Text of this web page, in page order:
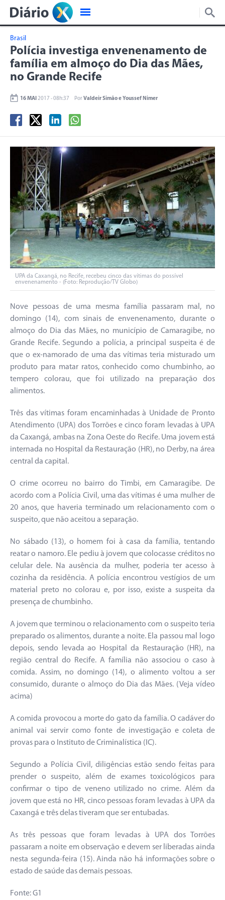
Brasil
Polícia investiga envenenamento de
família em almoço do Dia das Mães,
no Grande Recife
16 MAI 2017 - 08h:37 PorValdeir Simão e Youssef Nimer
UPA da Caxangá, no Recife, recebeu cinco das vítimas do possível
envenenamento - (Foto: Reprodução/TV Globo)
Nove pessoas de uma mesma família passaram mal, no
domingo (14), com sinais de envenenamento, durante o
almoço do Dia das Mães, no município de Camaragibe, no
Grande Recife. Segundo a polícia, a principal suspeita é de
que o ex-namorado de uma das vítimas teria misturado um
produto para matar ratos, conhecido como chumbinho, ao
tempero colorau, que foi utilizado na preparação dos
alimentos.
Três das vítimas foram encaminhadas à Unidade de Pronto
Atendimento (UPA) dos Torrões e cinco foram levadas à UPA
da Caxangá, ambas na Zona Oeste do Recife. Uma jovem está
internada no Hospital da Restauração (HR), no Derby, na área
central da capital.
O crime ocorreu no bairro do Timbi, em Camaragibe. De
acordo com a Polícia Civil, uma das vítimas é uma mulher de
20 anos, que haveria terminado um relacionamento com o
suspeito, que não aceitou a separação.
No sábado (13), o homem foi à casa da família, tentando
reatar o namoro. Ele pediu à jovem que colocasse créditos no
celular dele. Na ausência da mulher, poderia ter acesso à
cozinha da residência. A polícia encontrou vestígios de um
material preto no colorau e, por isso, existe a suspeita da
presença de chumbinho.
A jovem que terminou o relacionamento com o suspeito teria
preparado os alimentos, durante a noite. Ela passou mal logo
depois, sendo levada ao Hospital da Restauração (HR), na
região central do Recife. A família não associou o caso à
comida. Assim, no domingo (14), o alimento voltou a ser
consumido, durante o almoço do Dia das Mães. (Veja vídeo
acima)
A comida provocou a morte do gato da família. O cadáver do
animal vai servir como fonte de investigação e coleta de
provas para o Instituto de Criminalística (IC).
Segundo a Polícia Civil, diligências estão sendo feitas para
prender o suspeito, além de exames toxicológicos para
confirmar o tipo de veneno utilizado no crime. Além da
jovem que está no HR, cinco pessoas foram levadas à UPA da
Caxangá e três delas tiveram que ser entubadas.
As três pessoas que foram levadas à UPA dos Torrões
passaram a noite em observação e devem ser liberadas ainda
nesta segunda-feira (15). Ainda não há informações sobre o
estado de saúde das demais pessoas.
Fonte: G1